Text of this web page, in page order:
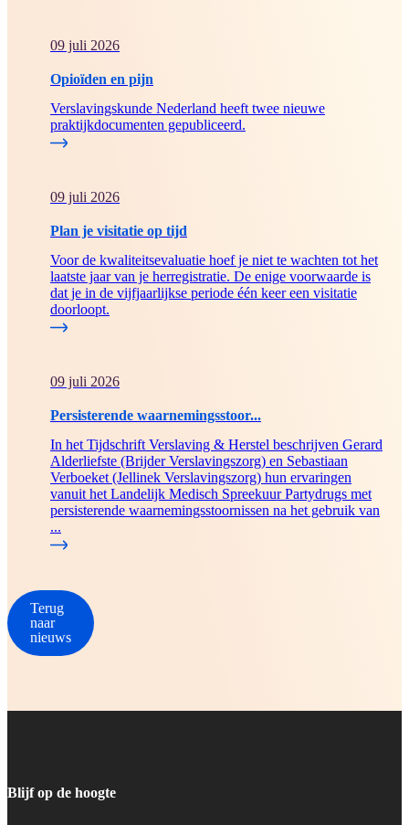
09 juli 2026
Opioïden en pijn
Verslavingskunde Nederland heeft twee nieuwe
praktijkdocumenten gepubliceerd.
09 juli 2026
Plan je visitatie op tijd
Voor de kwaliteitsevaluatie hoef je niet te wachten tot het
laatste jaar van je herregistratie. De enige voorwaarde is
dat je in de vijfjaarlijkse periode één keer een visitatie
doorloopt.
09 juli 2026
Persisterende waarnemingsstoor...
In het Tijdschrift Verslaving & Herstel beschrijven Gerard
Alderliefste (Brijder Verslavingszorg) en Sebastiaan
Verboeket (Jellinek Verslavingszorg) hun ervaringen
vanuit het Landelijk Medisch Spreekuur Partydrugs met
persisterende waarnemingsstoornissen na het gebruik van
...
Terug
naar
nieuws
Blijf op de hoogte